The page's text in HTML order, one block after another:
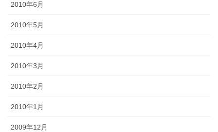
2010年6月
2010年5月
2010年4月
2010年3月
2010年2月
2010年1月
2009年12月